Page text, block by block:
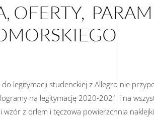
OFERTY,
legitymacji studenckiej z Allegro nie
na legitymację 2020-2021 i na
z orłem i tęczowa powierzchnia